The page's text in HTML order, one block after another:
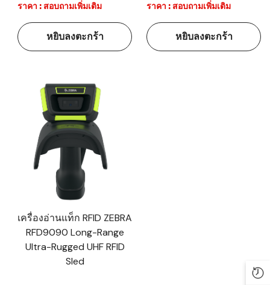
ราคา : สอบถามเพิ่มเติม
หยิบลงตะกร้า
ราคา : สอบถามเพิ่มเติม
หยิบลงตะกร้า
เครื่องอ่านแท็ก RFID ZEBRA
RFD9090 Long-Range
Ultra-Rugged UHF RFID
Sled